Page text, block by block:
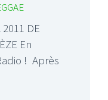
2011 DE
En
! Après